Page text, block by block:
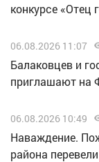
конкурсе «Отец
06.08.2026 11:07
Балаковцев и
приглашают на
06.08.2026 10:49
Наваждение.
района